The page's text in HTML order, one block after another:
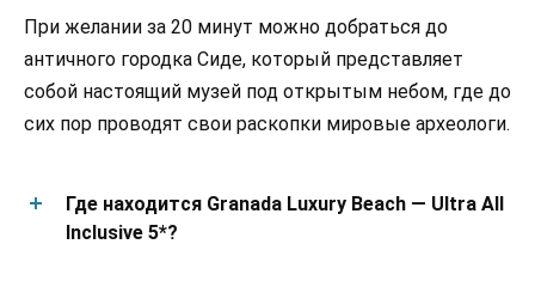
При желании за 20 минут можно добраться до
античного городка Сиде, который представляет
собой настоящий музей под открытым небом, где до
сих пор проводят свои раскопки мировые археологи.
Где находится Granada Luxury Beach — Ultra All
Inclusive 5*?